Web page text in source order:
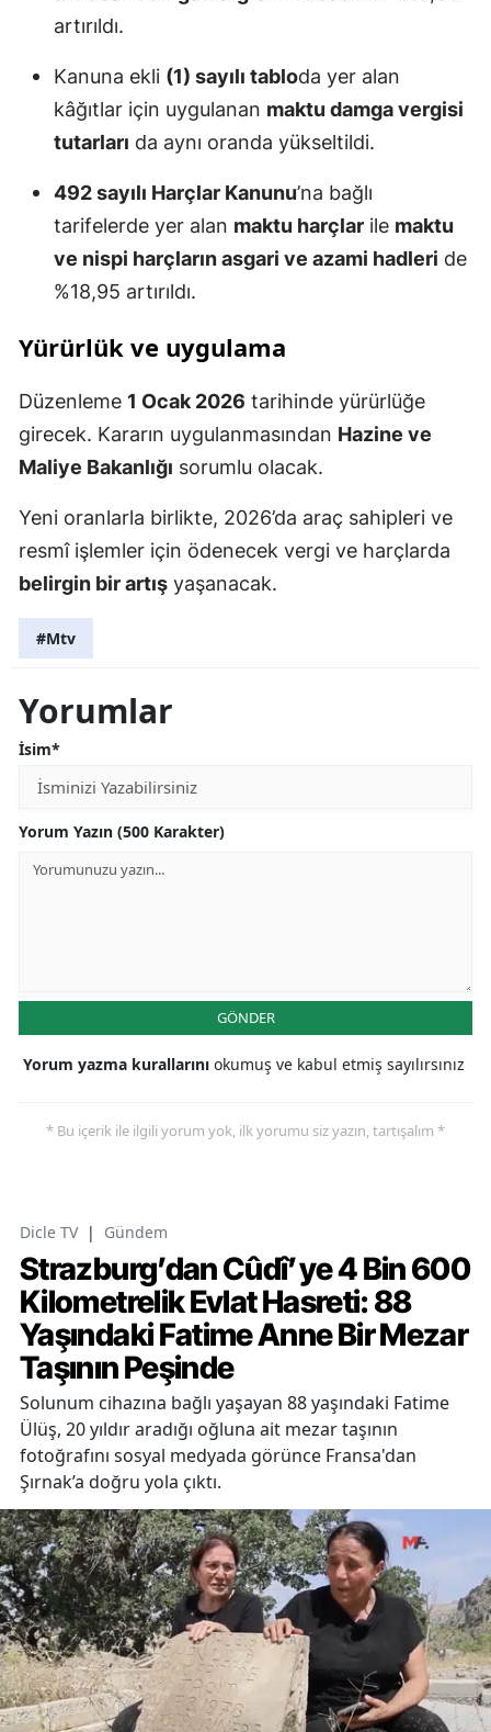
artırıldı.
Kanuna ekli (1) sayılı tabloda yer alan
kâğıtlar için uygulanan maktu damga vergisi
tutarları da aynı oranda yükseltildi.
492 sayılı Harçlar Kanunu’na bağlı
tarifelerde yer alan maktu harçlar ile maktu
ve nispi harçların asgari ve azami hadleri de
%18,95 artırıldı.
Yürürlük ve uygulama
Düzenleme 1 Ocak 2026 tarihinde yürürlüğe
girecek. Kararın uygulanmasından Hazine ve
Maliye Bakanlığı sorumlu olacak.
Yeni oranlarla birlikte, 2026’da araç sahipleri ve
resmî işlemler için ödenecek vergi ve harçlarda
belirgin bir artış yaşanacak.
#Mtv
Yorumlar
İsim*
Yorum Yazın (500 Karakter)
GÖNDER
Yorum yazma kurallarını okumuş ve kabul etmiş sayılırsınız
* Bu içerik ile ilgili yorum yok, ilk yorumu siz yazın, tartışalım *
Dicle TV | Gündem
Strazburg’dan Cûdî’ye 4 Bin 600
Kilometrelik Evlat Hasreti: 88
Yaşındaki Fatime Anne Bir Mezar
Taşının Peşinde
Solunum cihazına bağlı yaşayan 88 yaşındaki Fatime
Ülüş, 20 yıldır aradığı oğluna ait mezar taşının
fotoğrafını sosyal medyada görünce Fransa'dan
Şırnak’a doğru yola çıktı.